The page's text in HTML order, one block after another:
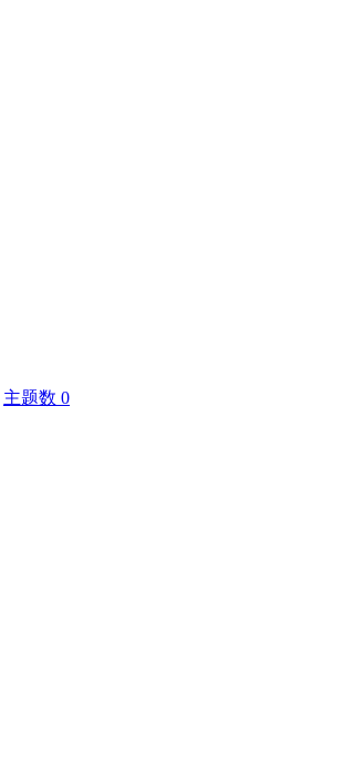
主题数 0